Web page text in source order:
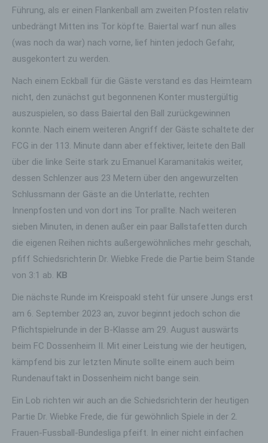
Führung, als er einen Flankenball am zweiten Pfosten relativ
unbedrängt Mitten ins Tor köpfte. Baiertal warf nun alles
(was noch da war) nach vorne, lief hinten jedoch Gefahr,
ausgekontert zu werden.
Nach einem Eckball für die Gäste verstand es das Heimteam
nicht, den zunächst gut begonnenen Konter mustergültig
auszuspielen, so dass Baiertal den Ball zurückgewinnen
konnte. Nach einem weiteren Angriff der Gäste schaltete der
FCG in der 113. Minute dann aber effektiver, leitete den Ball
über die linke Seite stark zu Emanuel Karamanitakis weiter,
dessen Schlenzer aus 23 Metern über den angewurzelten
Schlussmann der Gäste an die Unterlatte, rechten
Innenpfosten und von dort ins Tor prallte. Nach weiteren
sieben Minuten, in denen außer ein paar Ballstafetten durch
die eigenen Reihen nichts außergewöhnliches mehr geschah,
pfiff Schiedsrichterin Dr. Wiebke Frede die Partie beim Stande
von 3:1 ab. KB
Die nächste Runde im Kreispoakl steht für unsere Jungs erst
am 6. September 2023 an, zuvor beginnt jedoch schon die
Pflichtspielrunde in der B-Klasse am 29. August auswärts
beim FC Dossenheim II. Mit einer Leistung wie der heutigen,
kämpfend bis zur letzten Minute sollte einem auch beim
Rundenauftakt in Dossenheim nicht bange sein.
Ein Lob richten wir auch an die Schiedsrichterin der heutigen
Partie Dr. Wiebke Frede, die für gewöhnlich Spiele in der 2.
Frauen-Fussball-Bundesliga pfeift. In einer nicht einfachen